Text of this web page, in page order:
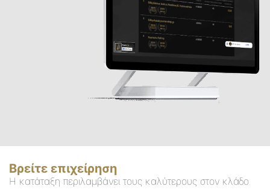
Βρείτε επιχείρηση
Η κατάταξη περιλαμβάνει τους καλύτερους στον κλάδο